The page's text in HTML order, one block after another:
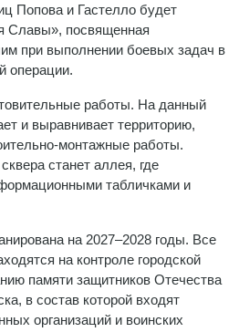
Попова и Гастелло будет
Славы», посвященная
при выполнении боевых задач в
операции.
работы. На данный
и выравнивает территорию,
монтажные работы.
станет аллея, где
табличками и
на 2027–2028 годы. Все
на контроле городской
памяти защитников Отечества
в состав которой входят
организаций и воинских